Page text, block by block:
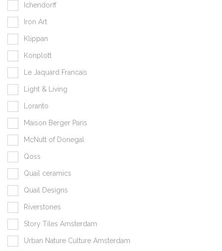
Ichendorff
Iron Art
Klippan
Konplott
Le Jaquard Francais
Light & Living
Loranto
Maison Berger Paris
McNutt of Donegal
Qoss
Quail ceramics
Quail Designs
Riverstones
Story Tiles Amsterdam
Urban Nature Culture Amsterdam